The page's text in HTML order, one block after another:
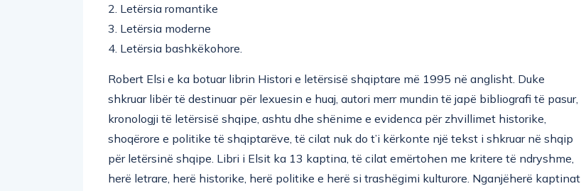
2. Letërsia romantike
3. Letërsia moderne
4. Letërsia bashkëkohore.
Robert Elsi e ka botuar librin Histori e letërsisë shqiptare më 1995 në anglisht. Duke
shkruar libër të destinuar për lexuesin e huaj, autori merr mundin të japë bibliografi të pasur,
kronologji të letërsisë shqipe, ashtu dhe shënime e evidenca për zhvillimet historike,
shoqërore e politike të shqiptarëve, të cilat nuk do t’i kërkonte një tekst i shkruar në shqip
për letërsinë shqipe. Libri i Elsit ka 13 kaptina, të cilat emërtohen me kritere të ndryshme,
herë letrare, herë historike, herë politike e herë si trashëgimi kulturore. Nganjëherë kaptinat